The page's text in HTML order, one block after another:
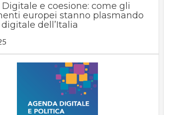
e coesione: come gli
europei stanno plasmando
dell’Italia